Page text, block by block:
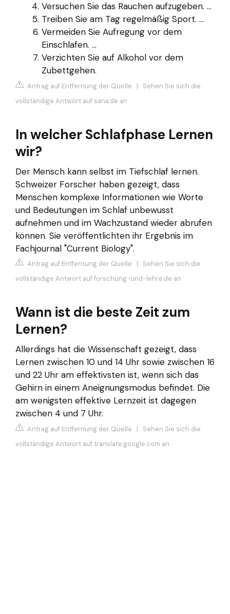
Versuchen Sie das Rauchen aufzugeben. ...
Treiben Sie am Tag regelmäßig Sport. ...
Vermeiden Sie Aufregung vor dem
Einschlafen. ...
Verzichten Sie auf Alkohol vor dem
Zubettgehen.
Antrag auf Entfernung der Quelle | Sehen Sie sich die
vollständige Antwort auf sana.de an
In welcher Schlafphase Lernen
wir?
Der Mensch kann selbst im Tiefschlaf lernen.
Schweizer Forscher haben gezeigt, dass
Menschen komplexe Informationen wie Worte
und Bedeutungen im Schlaf unbewusst
aufnehmen und im Wachzustand wieder abrufen
können. Sie veröffentlichten ihr Ergebnis im
Fachjournal "Current Biology".
Antrag auf Entfernung der Quelle | Sehen Sie sich die
vollständige Antwort auf forschung-und-lehre.de an
Wann ist die beste Zeit zum
Lernen?
Allerdings hat die Wissenschaft gezeigt, dass
Lernen zwischen 10 und 14 Uhr sowie zwischen 16
und 22 Uhr am effektivsten ist, wenn sich das
Gehirn in einem Aneignungsmodus befindet. Die
am wenigsten effektive Lernzeit ist dagegen
zwischen 4 und 7 Uhr.
Antrag auf Entfernung der Quelle | Sehen Sie sich die
vollständige Antwort auf translate.google.com an